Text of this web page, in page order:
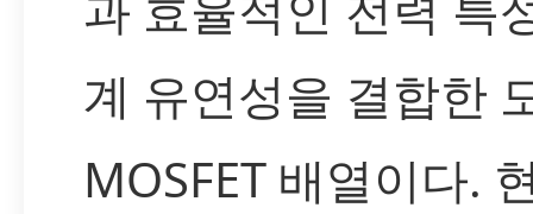
계 유연성을 결합한
MOSFET 배열이다.